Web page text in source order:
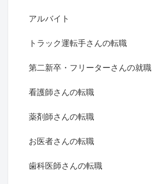
アルバイト
トラック運転手さんの転職
第二新卒・フリーターさんの就職
看護師さんの転職
薬剤師さんの転職
お医者さんの転職
歯科医師さんの転職